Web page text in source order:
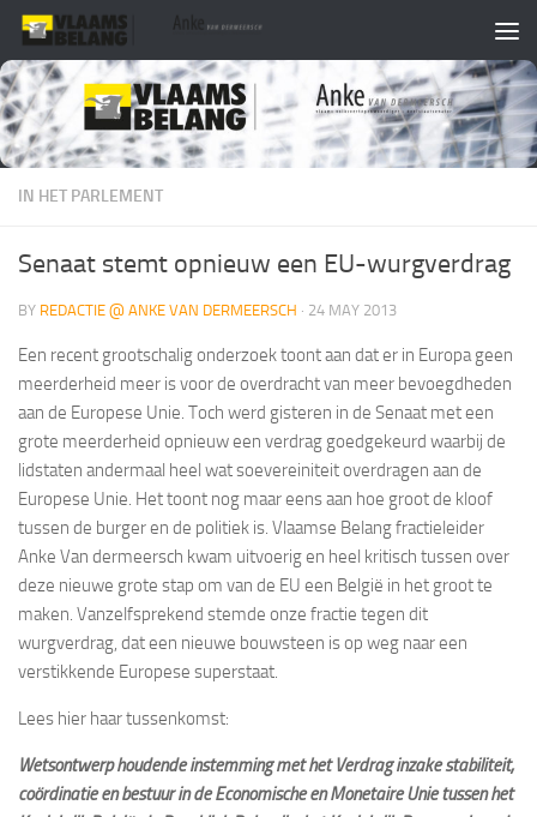
Skip to content
IN HET PARLEMENT
Senaat stemt opnieuw een EU-wurgverdrag
BY REDACTIE @ ANKE VAN DERMEERSCH · 24 MAY 2013
Een recent grootschalig onderzoek toont aan dat er in Europa geen
meerderheid meer is voor de overdracht van meer bevoegdheden
aan de Europese Unie. Toch werd gisteren in de Senaat met een
grote meerderheid opnieuw een verdrag goedgekeurd waarbij de
lidstaten andermaal heel wat soevereiniteit overdragen aan de
Europese Unie. Het toont nog maar eens aan hoe groot de kloof
tussen de burger en de politiek is. Vlaamse Belang fractieleider
Anke Van dermeersch kwam uitvoerig en heel kritisch tussen over
deze nieuwe grote stap om van de EU een België in het groot te
maken. Vanzelfsprekend stemde onze fractie tegen dit
wurgverdrag, dat een nieuwe bouwsteen is op weg naar een
verstikkende Europese superstaat.
Lees hier haar tussenkomst:
Wetsontwerp houdende instemming met het Verdrag inzake stabiliteit,
coördinatie en bestuur in de Economische en Monetaire Unie tussen het